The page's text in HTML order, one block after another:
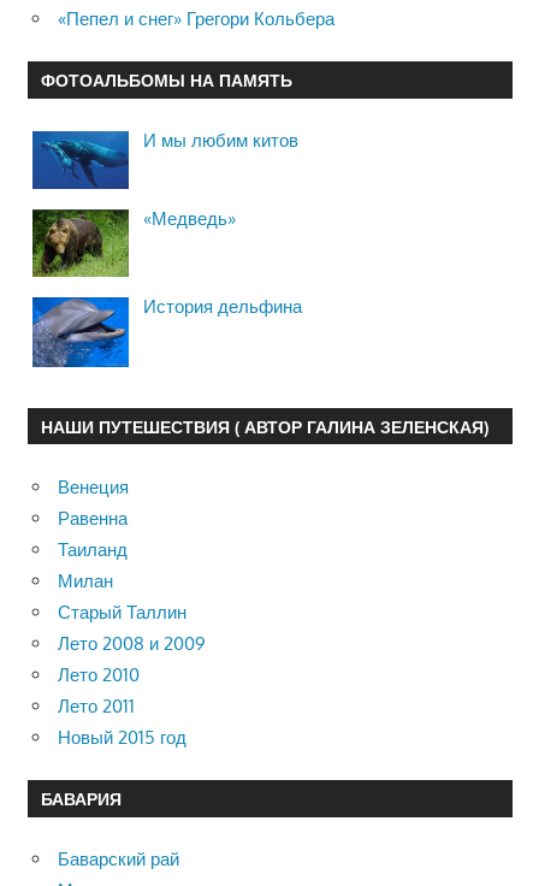
«Пепел и снег» Грегори Кольбера
ФОТОАЛЬБОМЫ НА ПАМЯТЬ
И мы любим китов
«Медведь»
История дельфина
НАШИ ПУТЕШЕСТВИЯ ( АВТОР ГАЛИНА ЗЕЛЕНСКАЯ)
Венеция
Равенна
Таиланд
Милан
Старый Таллин
Лето 2008 и 2009
Лето 2010
Лето 2011
Новый 2015 год
БАВАРИЯ
Баварский рай